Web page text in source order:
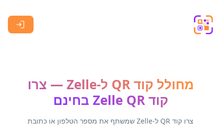
מחולל קוד QR ל-Zelle — צרו
קוד Zelle QR בחינם
צרו קוד QR ל-Zelle שמשתף את מספר הטלפון או כתובת